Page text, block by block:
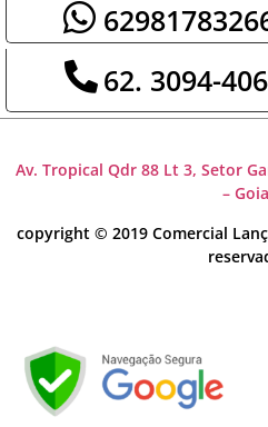
62. 3094-
Av. Tropical Qdr 88 Lt 3, Setor
–
copyright © 2019 Comercial